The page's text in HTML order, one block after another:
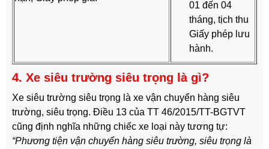
01 đến 04
tháng, tịch thu
Giấy phép lưu
hành.
4. Xe siêu trường siêu trọng là gì?
Xe siêu trường siêu trọng là xe vận chuyển hàng siêu
trường, siêu trọng. Điều 13 của TT 46/2015/TT-BGTVT
cũng định nghĩa những chiếc xe loại này tương tự:
“Phương tiện vận chuyển hàng siêu trường, siêu trọng là